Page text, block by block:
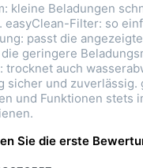
kleine Beladungen
easyClean-Filter: so
passt die angezeigte
geringere
trocknet auch
sicher und zuverlässig.
und Funktionen stets
Sie die erste